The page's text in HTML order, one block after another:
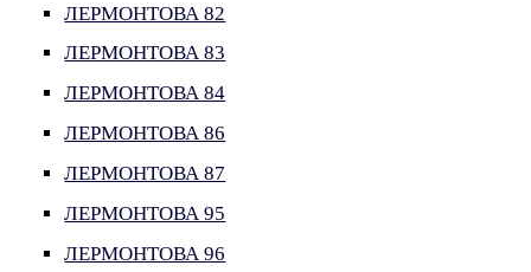
ЛЕРМОНТОВА 82
ЛЕРМОНТОВА 83
ЛЕРМОНТОВА 84
ЛЕРМОНТОВА 86
ЛЕРМОНТОВА 87
ЛЕРМОНТОВА 95
ЛЕРМОНТОВА 96